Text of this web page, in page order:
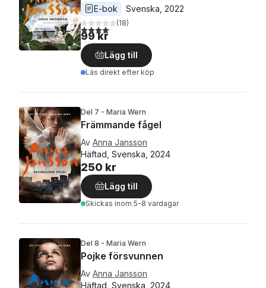
E-bok
Svenska 2022
4,1utav 5 stjärnor. Totalt antal röster:
(18)
99 kr
Lägg till
Läs direkt efter köp
Del 7 - Maria Wern
Främmande fågel
Av Anna Jansson
Häftad, Svenska, 2024
250 kr
Lägg till
Skickas inom 5-8 vardagar
Del 8 - Maria Wern
Pojke försvunnen
Av Anna Jansson
Häftad, Svenska, 2024